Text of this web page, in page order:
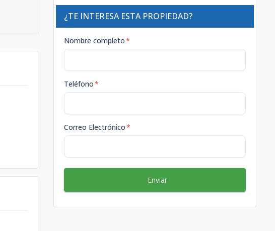
¿TE INTERESA ESTA PROPIEDAD?
Nombre completo*
Teléfono*
Correo Electrónico*
Enviar